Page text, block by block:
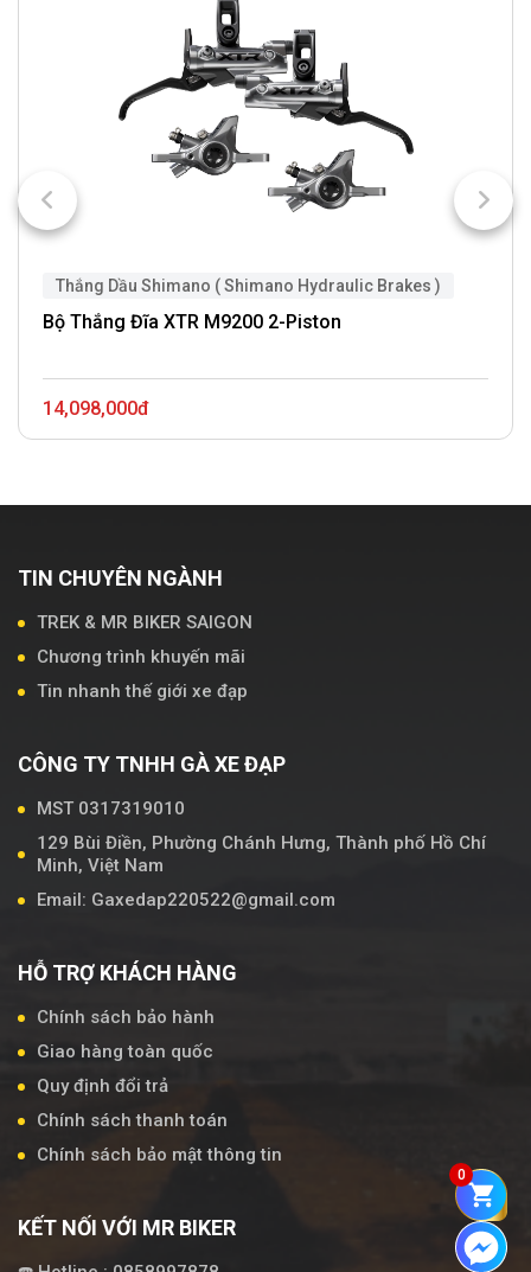
Thắng Dầu Shimano ( Shimano Hydraulic Brakes )
Bộ Thắng Đĩa XTR M9200 2-Piston
14,098,000đ
TIN CHUYÊN NGÀNH
TREK & MR BIKER SAIGON
Chương trình khuyến mãi
Tin nhanh thế giới xe đạp
CÔNG TY TNHH GÀ XE ĐẠP
MST 0317319010
129 Bùi Điền, Phường Chánh Hưng, Thành phố Hồ Chí
Minh, Việt Nam
Email: Gaxedap220522@gmail.com
HỖ TRỢ KHÁCH HÀNG
Chính sách bảo hành
Giao hàng toàn quốc
Quy định đổi trả
Chính sách thanh toán
Chính sách bảo mật thông tin
KẾT NỐI VỚI MR BIKER
0